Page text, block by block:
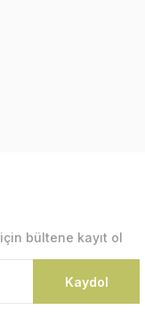
bültene kayıt ol
Kaydol